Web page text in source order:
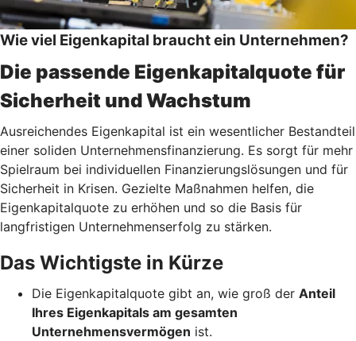
Wie viel Eigenkapital braucht ein Unternehmen?
Die passende Eigenkapitalquote für
Sicherheit und Wachstum
Ausreichendes Eigenkapital ist ein wesentlicher Bestandteil
einer soliden Unternehmensfinanzierung. Es sorgt für mehr
Spielraum bei individuellen Finanzierungslösungen und für
Sicherheit in Krisen. Gezielte Maßnahmen helfen, die
Eigenkapitalquote zu erhöhen und so die Basis für
langfristigen Unternehmenserfolg zu stärken.
Das Wichtigste in Kürze
Die Eigenkapitalquote gibt an, wie groß der Anteil
Ihres Eigenkapitals am gesamten
Unternehmensvermögen ist.